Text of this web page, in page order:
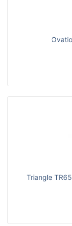
Triangle